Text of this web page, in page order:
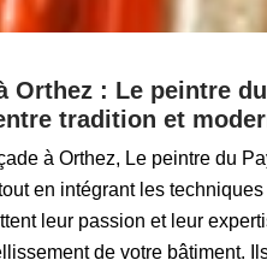
Orthez : Le peintre
tradition et
à Orthez, Le peintre du
en intégrant les
leur passion et leur
de votre bâtiment.